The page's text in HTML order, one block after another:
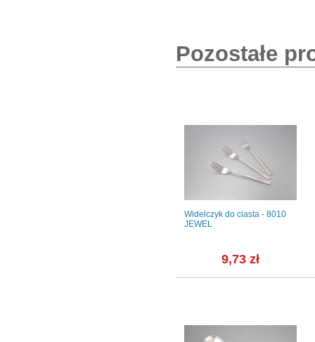
Pozostałe
Widelczyk do ciasta - 8010
JEWEL
9,73 zł